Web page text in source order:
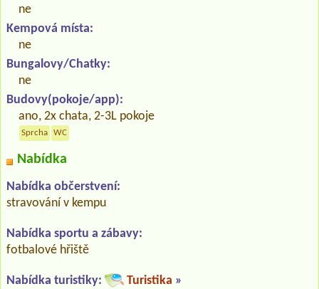
ne
Kempová místa:
ne
Bungalovy/Chatky:
ne
Budovy(pokoje/app):
ano, 2x chata, 2-3L pokoje
Sprcha WC
Nabídka
Nabídka občerstvení:
stravování v kempu
Nabídka sportu a zábavy:
fotbalové hřiště
Nabídka turistiky: Turistika »